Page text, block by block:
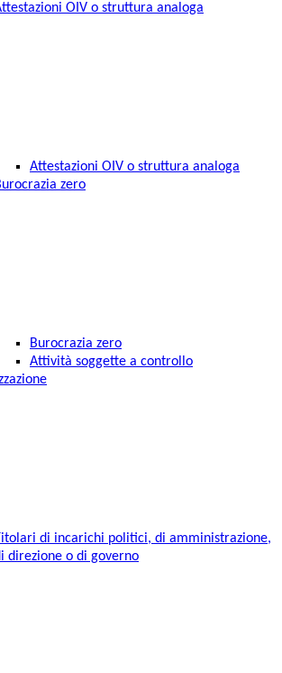
OIV o struttura analoga
Attestazioni OIV o struttura analoga
zero
Burocrazia zero
Attività soggette a controllo
di incarichi politici, di amministrazione,
direzione o di governo